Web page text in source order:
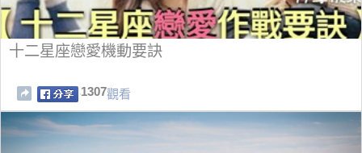
十二星座戀愛機動要訣
1307觀看